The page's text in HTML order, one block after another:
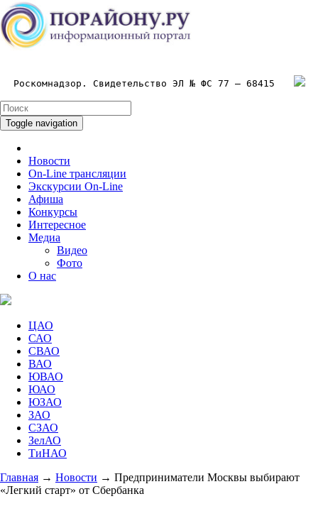
Роскомнадзор. Свидетельство ЭЛ № ФС 77 – 68415
Toggle navigation
Новости
On-Line трансляции
Экскурсии On-Line
Афиша
Конкурсы
Интересное
Медиа
Видео
Фото
О нас
ЦАО
САО
СВАО
ВАО
ЮВАО
ЮАО
ЮЗАО
ЗАО
СЗАО
ЗелАО
ТиНАО
Главная → Новости → Предприниматели Москвы выбирают
«Легкий старт» от Сбербанка